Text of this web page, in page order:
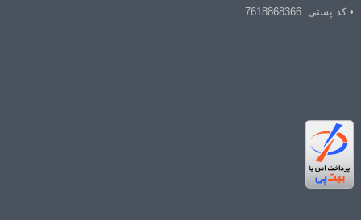
• کد پستی: 7618868366